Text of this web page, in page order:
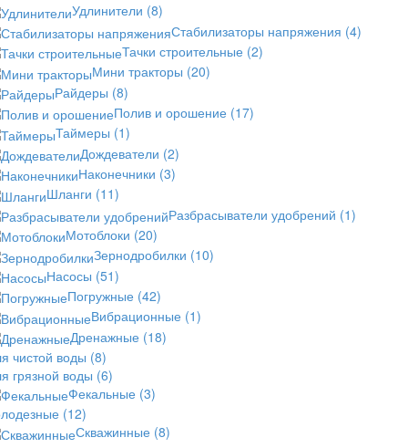
Удлинители (8)
Стабилизаторы напряжения (4)
Тачки строительные (2)
Мини тракторы (20)
Райдеры (8)
Полив и орошение (17)
Таймеры (1)
Дождеватели (2)
Наконечники (3)
Шланги (11)
Разбрасыватели удобрений (1)
Мотоблоки (20)
Зернодробилки (10)
Насосы (51)
Погружные (42)
Вибрационные (1)
Дренажные (18)
чистой воды (8)
грязной воды (6)
Фекальные (3)
(12)
Скважинные (8)